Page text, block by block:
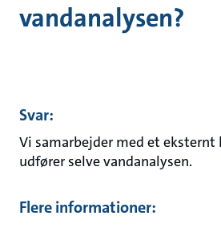
vandanalysen?
Svar:
Vi samarbejder med et eksternt
udfører selve vandanalysen.
Flere informationer: